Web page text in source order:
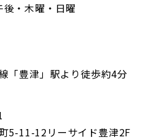
・木曜・日曜
「豊津」駅より徒歩約4分（
5-11-12リーサイド豊津2F